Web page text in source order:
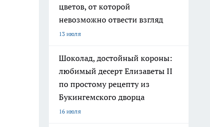
цветов, от которой
невозможно отвести взгляд
13 июля
Шоколад, достойный короны:
любимый десерт Елизаветы II
по простому рецепту из
Букингемского дворца
16 июля